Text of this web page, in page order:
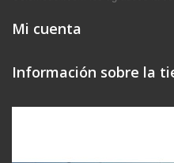
Mi cuenta
Información sobre la